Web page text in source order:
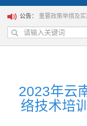
公告： 重要政策举措及
2023年云
络技术培